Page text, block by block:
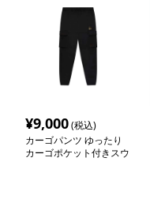
¥9,000(税込)
カーゴパンツ ゆったり
カーゴポケット付きスウ